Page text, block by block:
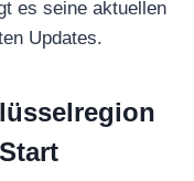
es seine aktuellen
Updates.